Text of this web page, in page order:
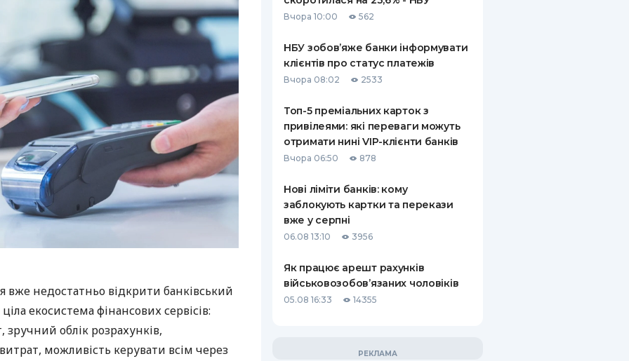
вже недостатньо відкрити банківський
екосистема фінансових сервісів:
облік розрахунків,
можливість керувати всім через
Вчора 10:00 562
НБУ зобов’яже банки інформувати
клієнтів про статус платежів
Вчора 08:02 2533
Топ-5 преміальних карток з
привілеями: які переваги можуть
отримати нині VIP-клієнти банків
Вчора 06:50 878
Нові ліміти банків: кому
заблокують картки та перекази
вже у серпні
06.08 13:10 3956
Як працює арешт рахунків
військовозобов’язаних чоловіків
05.08 16:33 14355